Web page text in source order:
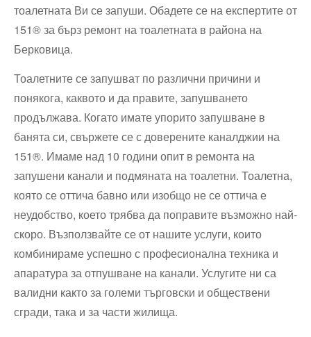
тоалетната Ви се запуши. Обадете се на експертите от
151® за бърз ремонт на тоалетната в района на
Берковица.
Тоалетните се запушват по различни причини и
понякога, каквото и да правите, запушването
продължава. Когато имате упорито запушване в
банята си, свържете се с доверените каналджии на
151®. Имаме над 10 години опит в ремонта на
запушени канали и подмяната на тоалетни. Тоалетна,
която се оттича бавно или изобщо не се оттича е
неудобство, което трябва да поправите възможно най-
скоро. Възползвайте се от нашите услуги, които
комбинираме успешно с професионална техника и
апаратура за отпушване на канали. Услугите ни са
валидни както за големи търговски и обществени
сгради, така и за части жилища.